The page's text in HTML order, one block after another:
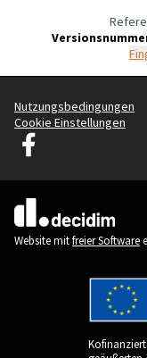
Nutzungsbedingungen
Cookie Einstellungen
Graz Gemeinsam
(Externer Link)
Website mitfreier Software